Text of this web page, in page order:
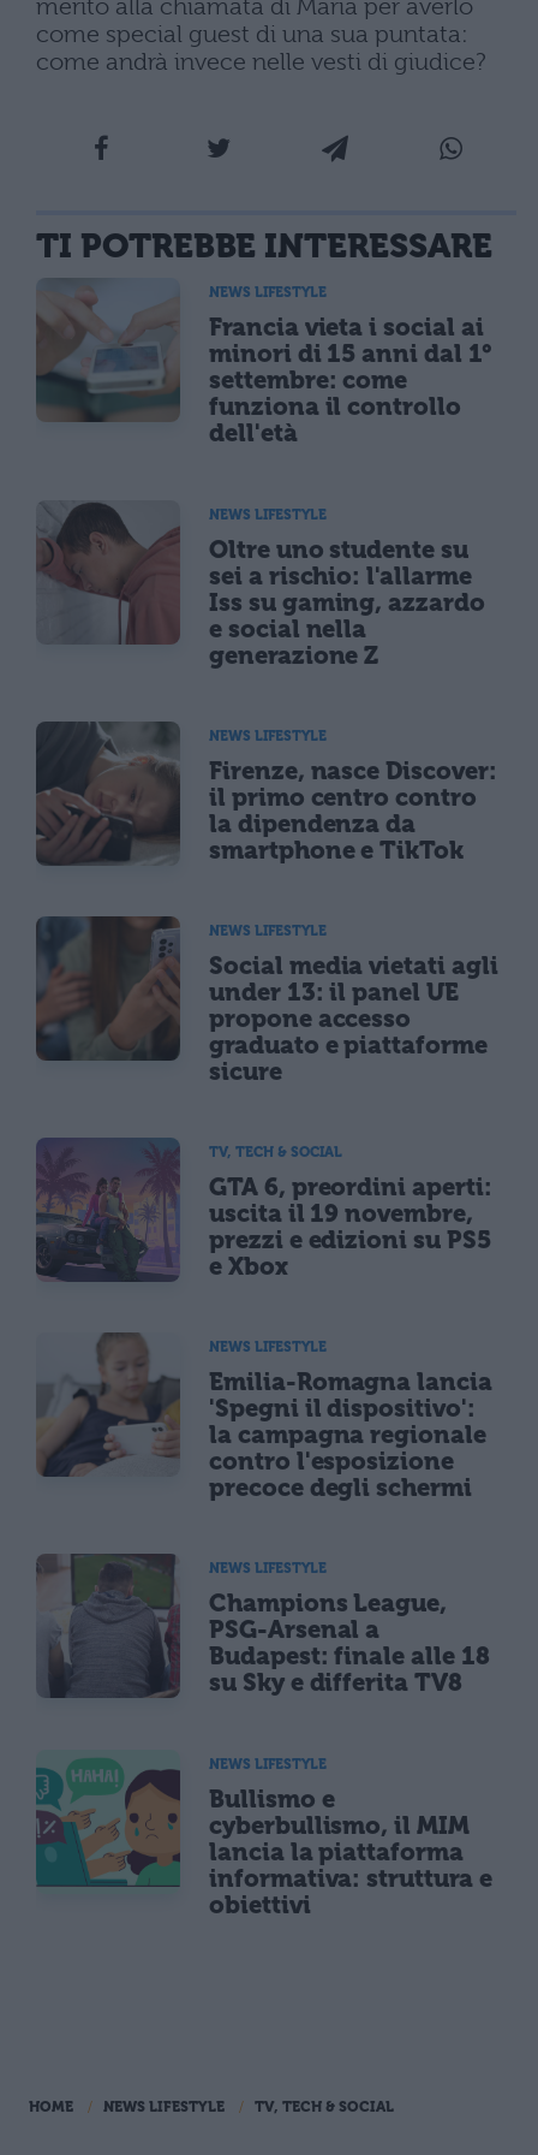
merito alla chiamata di Maria per averlo
come special guest di una sua puntata:
come andrà invece nelle vesti di giudice?
TI POTREBBE INTERESSARE
NEWS LIFESTYLE
Francia vieta i social ai
minori di 15 anni dal 1°
settembre: come
funziona il controllo
dell'età
NEWS LIFESTYLE
Oltre uno studente su
sei a rischio: l'allarme
Iss su gaming, azzardo
e social nella
generazione Z
NEWS LIFESTYLE
Firenze, nasce Discover:
il primo centro contro
la dipendenza da
smartphone e TikTok
NEWS LIFESTYLE
Social media vietati agli
under 13: il panel UE
propone accesso
graduato e piattaforme
sicure
TV, TECH & SOCIAL
GTA 6, preordini aperti:
uscita il 19 novembre,
prezzi e edizioni su PS5
e Xbox
NEWS LIFESTYLE
Emilia-Romagna lancia
'Spegni il dispositivo':
la campagna regionale
contro l'esposizione
precoce degli schermi
NEWS LIFESTYLE
Champions League,
PSG-Arsenal a
Budapest: finale alle 18
su Sky e differita TV8
NEWS LIFESTYLE
Bullismo e
cyberbullismo, il MIM
lancia la piattaforma
informativa: struttura e
obiettivi
HOME NEWS LIFESTYLE TV, TECH & SOCIAL